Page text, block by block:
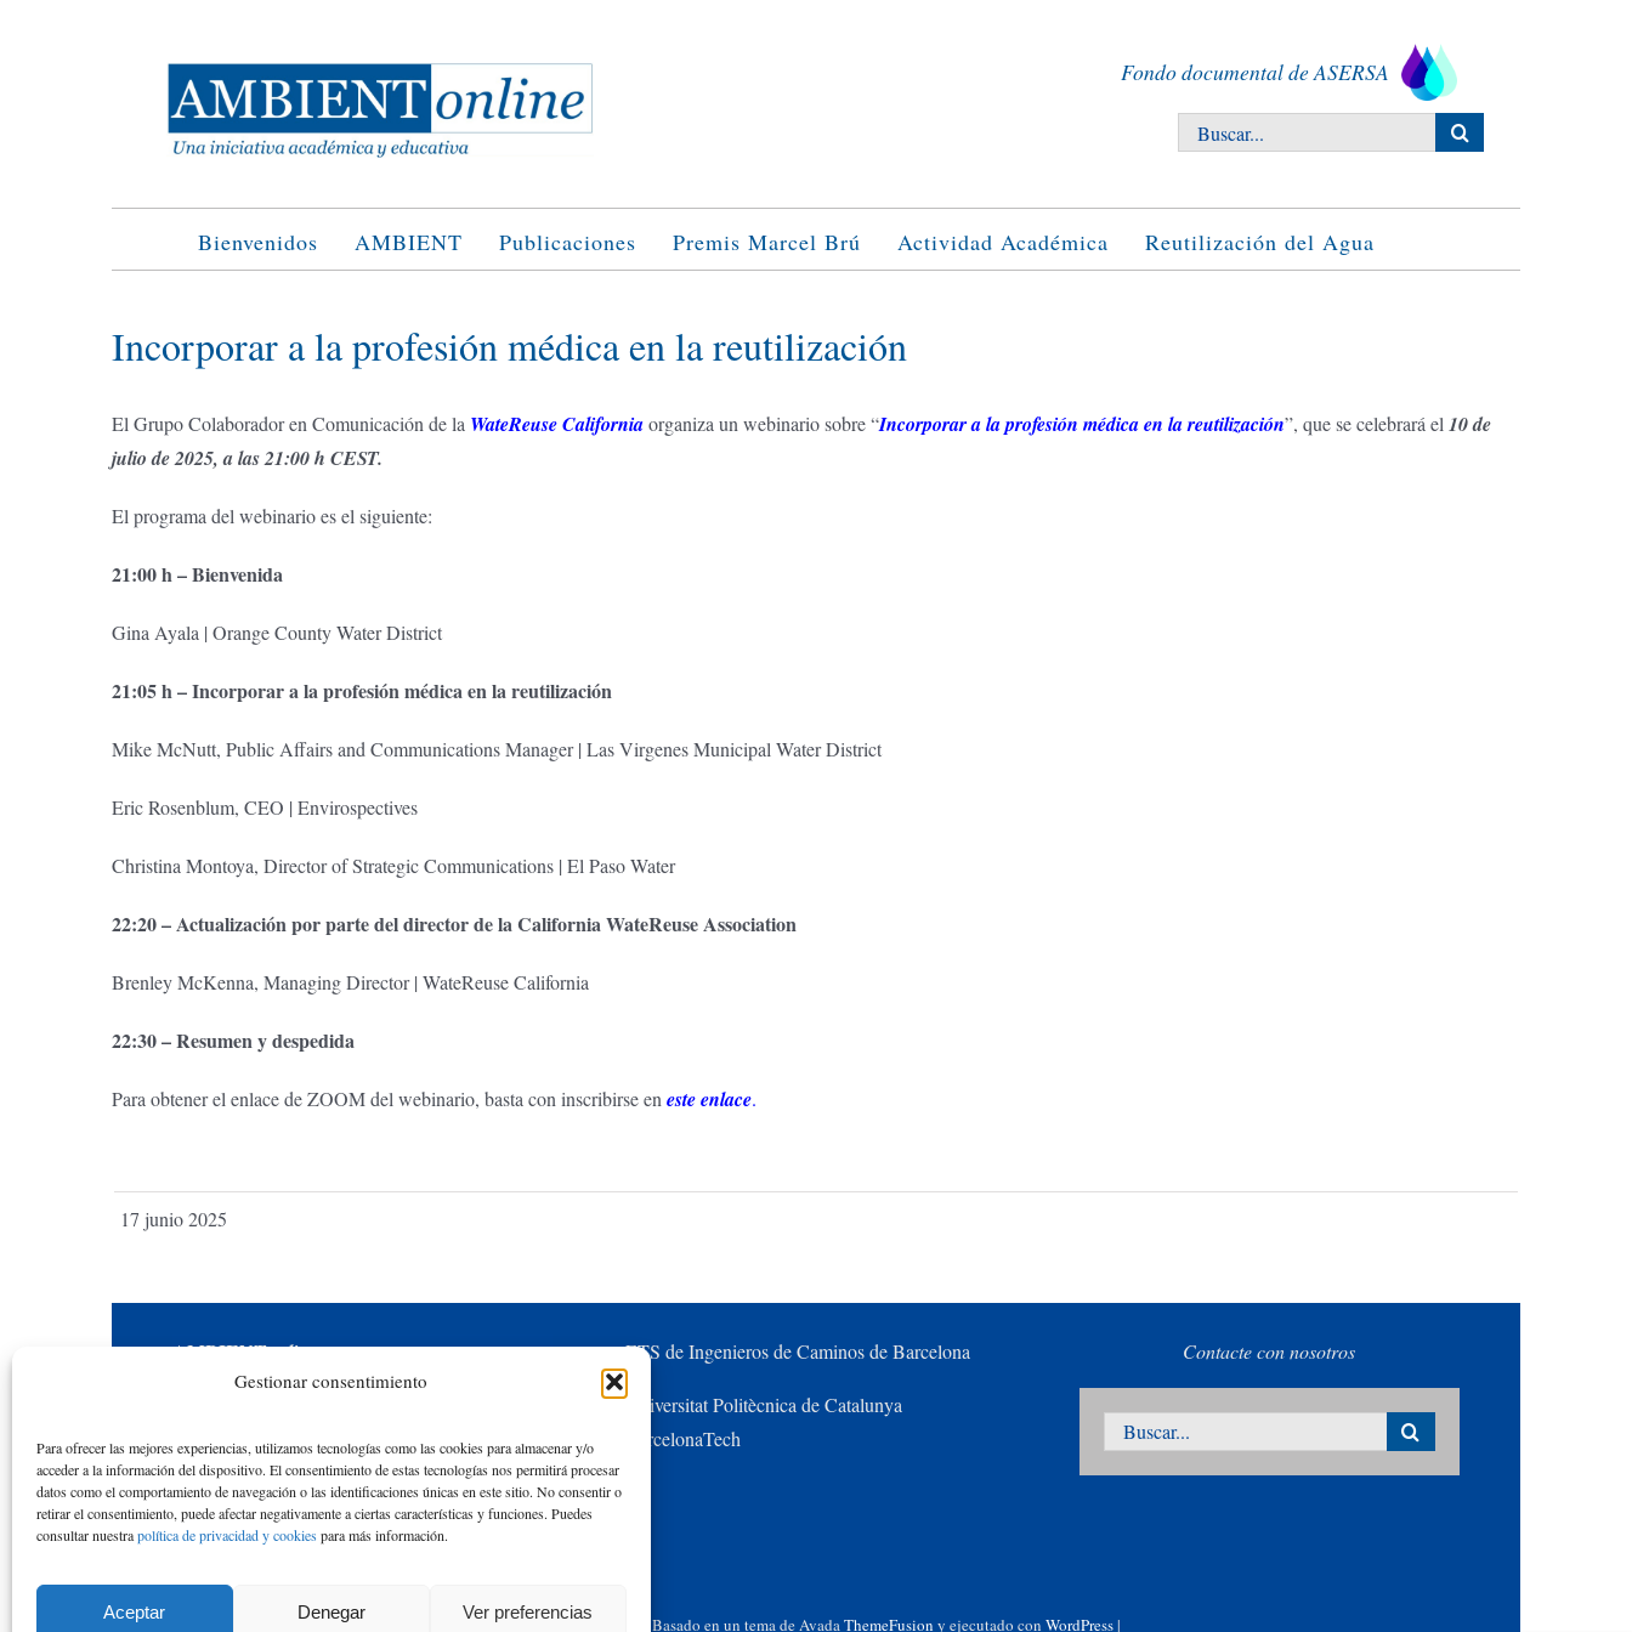
Gestionar consentimiento
Para ofrecer las mejores experiencias, utilizamos tecnologías como las cookies para almacenar y/o
acceder a la información del dispositivo. El consentimiento de estas tecnologías nos permitirá procesar
datos como el comportamiento de navegación o las identificaciones únicas en este sitio. No consentir o
retirar el consentimiento, puede afectar negativamente a ciertas características y funciones. Puedes
consultar nuestrapolítica de privacidad y cookiespara más información.
Aceptar Denegar Ver preferencias
Fondo documental de ASERSA
Buscar:
Bienvenidos AMBIENT Publicaciones Premis Marcel Brú Actividad Académica Reutilización del Agua
Incorporar a la profesión médica en la reutilización
El Grupo Colaborador en Comunicación de la WateReuse Californiaorganiza un webinario sobre “Incorporar a la profesión médica en la reutilización”, que se celebrará el 10 de
julio de 2025, a las 21:00 h CEST.
El programa del webinario es el siguiente:
21:00 h – Bienvenida
Gina Ayala | Orange County Water District
21:05 h – Incorporar a la profesión médica en la reutilización
Mike McNutt, Public Affairs and Communications Manager | Las Virgenes Municipal Water District
Eric Rosenblum, CEO | Envirospectives
Christina Montoya, Director of Strategic Communications | El Paso Water
22:20 – Actualización por parte del director de la California WateReuse Association
Brenley McKenna, Managing Director | WateReuse California
22:30 – Resumen y despedida
Para obtener el enlace de ZOOM del webinario, basta con inscribirse en este enlace.
17 junio 2025
AMBIENTonline
reconocimiento a la actividad académica de los
alumnos y las alumnas de la ETS de Ingenieros
de Caminos de la Universidad Politécnica de
Catalunya desde el curso académico 1976-77
ETS de Ingenieros de Caminos de Barcelona
Universitat Politècnica de Catalunya
BarcelonaTech
Contacte con nosotros
Buscar:
2026 de Rafael Mujeriego | Todos los derechos reservados | Basado en un tema de AvadaThemeFusion y ejecutado con WordPress|